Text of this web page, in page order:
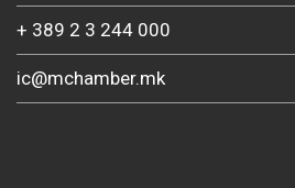
+ 389 2 3 244 000
ic@mchamber.mk